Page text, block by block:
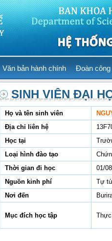
Văn bản hành chính Đoàn công
SINH VIÊN ĐẠI
Họ và tên sinh viên
Địa chỉ liên hệ
Học tại
Loại hình đào tạo
Thời gian đi học
01/
Nguồn kinh phí
Tự
Nơi đến
Mục đích học tập